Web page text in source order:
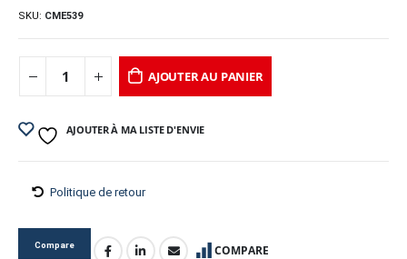
SKU: CME539
AJOUTER AU PANIER
AJOUTER À MA LISTE D'ENVIE
Politique de retour
Compare COMPARE